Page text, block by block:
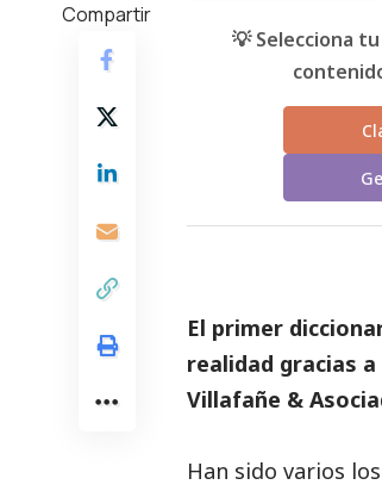
Compartir
💡 Selecciona
El primer
realidad gracias
Villafañe &
Han sido varios